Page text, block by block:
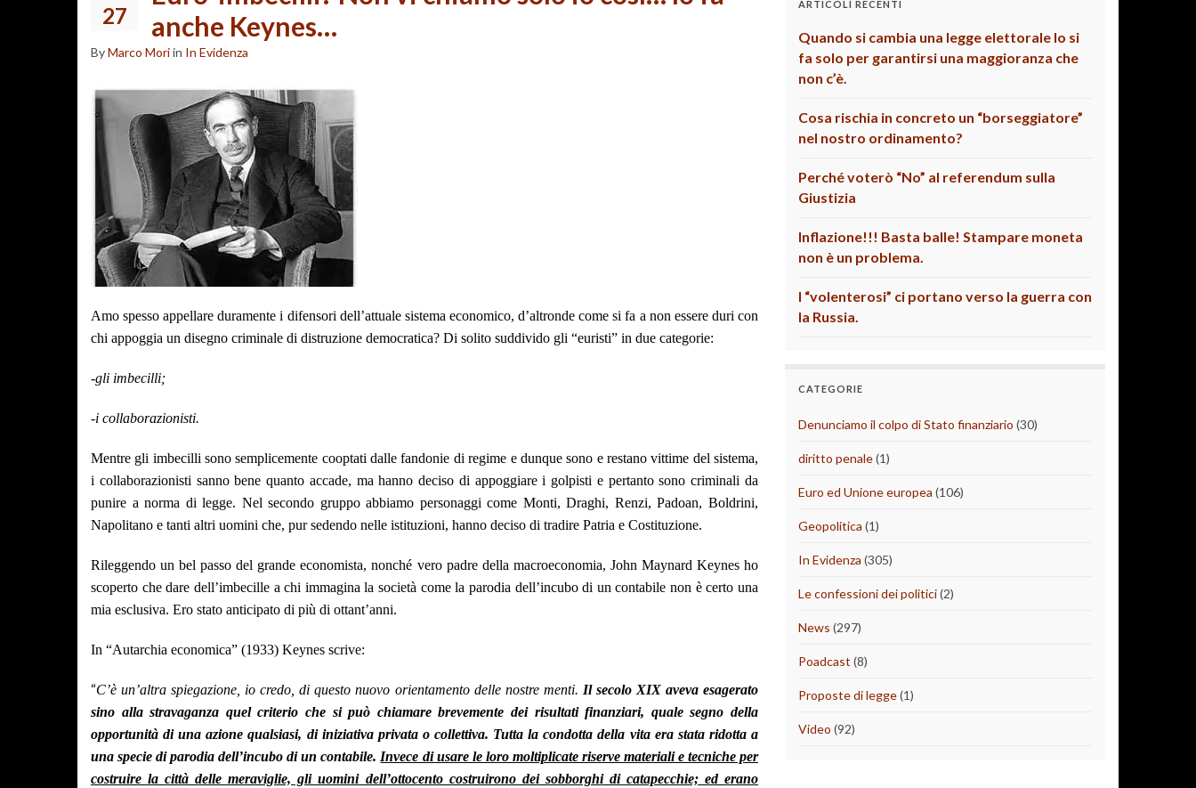
27
anche Keynes…
ByMarco Moriin In Evidenza
Amo spesso appellare duramente i difensori dell’attuale sistema economico, d’altronde come si fa a non essere duri con
chi appoggia un disegno criminale di distruzione democratica? Di solito suddivido gli “euristi” in due categorie:
-gli imbecilli;
-i collaborazionisti.
Mentre gli imbecilli sono semplicemente cooptati dalle fandonie di regime e dunque sono e restano vittime del sistema,
i collaborazionisti sanno bene quanto accade, ma hanno deciso di appoggiare i golpisti e pertanto sono criminali da
punire a norma di legge. Nel secondo gruppo abbiamo personaggi come Monti, Draghi, Renzi, Padoan, Boldrini,
Napolitano e tanti altri uomini che, pur sedendo nelle istituzioni, hanno deciso di tradire Patria e Costituzione.
Rileggendo un bel passo del grande economista, nonché vero padre della macroeconomia, John Maynard Keynes ho
scoperto che dare dell’imbecille a chi immagina la società come la parodia dell’incubo di un contabile non è certo una
mia esclusiva. Ero stato anticipato di più di ottant’anni.
In “Autarchia economica” (1933) Keynes scrive:
“C’è un’altra spiegazione, io credo, di questo nuovo orientamento delle nostre menti. Il secolo XIX aveva esagerato
sino alla stravaganza quel criterio che si può chiamare brevemente dei risultati finanziari, quale segno della
opportunità di una azione qualsiasi, di iniziativa privata o collettiva. Tutta la condotta della vita era stata ridotta a
una specie di parodia dell’incubo di un contabile. Invece di usare le loro moltiplicate riserve materiali e tecniche per
costruire la città delle meraviglie, gli uomini dell’ottocento costruirono dei sobborghi di catapecchie; ed erano
ARTICOLI RECENTI
Quando si cambia una legge elettorale lo si
fa solo per garantirsi una maggioranza che
non c’è.
Cosa rischia in concreto un “borseggiatore”
nel nostro ordinamento?
Perché voterò “No” al referendum sulla
Giustizia
Inflazione!!! Basta balle! Stampare moneta
non è un problema.
I “volenterosi” ci portano verso la guerra con
la Russia.
CATEGORIE
Denunciamo il colpo di Stato finanziario (30)
diritto penale(1)
Euro ed Unione europea (106)
Geopolitica (1)
In Evidenza (305)
Le confessioni dei politici(2)
News (297)
Poadcast (8)
Proposte di legge(1)
Video (92)